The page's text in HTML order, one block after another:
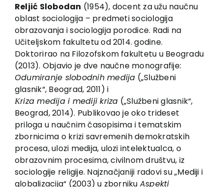
About us
Books
In preparation
Sale
Authors
News
EU PROJECTS
Contact
Reljić Slobodan (1954), docent za užu naučnu
oblast sociologija – predmeti sociologija
obrazovanja i sociologija porodice. Radi na
Učiteljskom fakultetu od 2014. godine.
Doktorirao na Filozofskom fakultetu u Beogradu
(2013). Objavio je dve naučne monografije:
Odumiranje slobodnih medija („Službeni
glasnik“, Beograd, 2011) i
Кriza medija i mediji kriza („Službeni glasnik“,
Beograd, 2014). Publikovao je oko trideset
priloga u naučnim časopisima i tematskim
zbornicima o krizi savremenih demokratskih
procesa, ulozi medija, ulozi intelektualca, o
obrazovnim procesima, civilnom društvu, iz
sociologije religije. Najznačjaniji radovi su „Mediji i
globalizacija“ (2003) u zborniku Aspekti